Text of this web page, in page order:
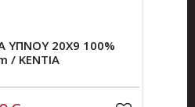
ΥΠΝΟΥ 20Χ9 100%
/ KENTIA